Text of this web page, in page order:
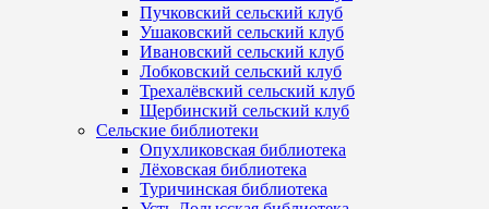
Пучковский сельский клуб
Ушаковский сельский клуб
Ивановский сельский клуб
Лобковский сельский клуб
Трехалёвский сельский клуб
Щербинский сельский клуб
Сельские библиотеки
Опухликовская библиотека
Лёховская библиотека
Туричинская библиотека